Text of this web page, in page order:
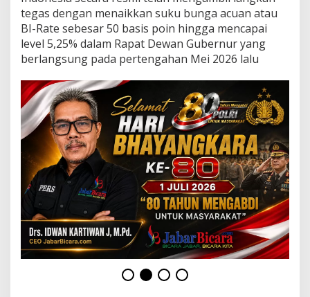
s
a
s
i
R
W
A
u
n
t
u
k
D
r
s
f
k
tegas dengan menaikkan suku bunga acuan atau
BI-Rate sebesar 50 basis poin hingga mencapai
level 5,25% dalam Rapat Dewan Gubernur yang
berlangsung pada pertengahan Mei 2026 lalu